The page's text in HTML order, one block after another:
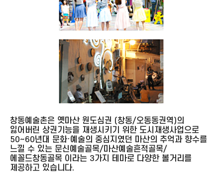
창동예술촌은 옛마산 원도심권 (창동/오동동권역)의
잃어버린 상권기능을 재생시키기 위한 도시재생사업으로
50~60년대 문화·예술의 중심지였던 마산의 추억과 향수를
느낄 수 있는 문신예술골목/마산예술흔적골목/
에꼴드창동골목 이라는 3가지 테마로 다양한 볼거리를
제공하고 있습니다.